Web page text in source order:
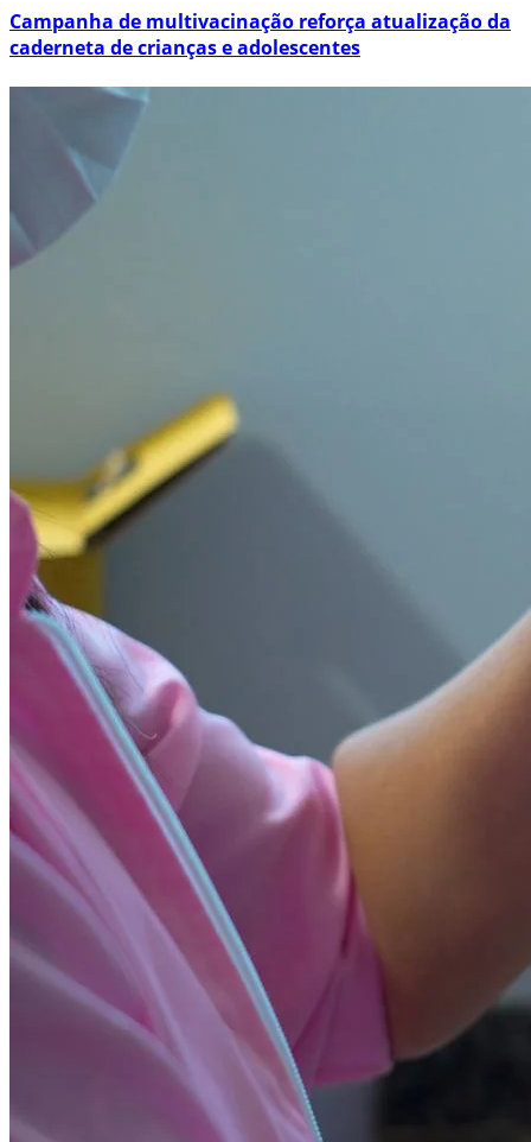
Campanha de multivacinação reforça atualização da
caderneta de crianças e adolescentes